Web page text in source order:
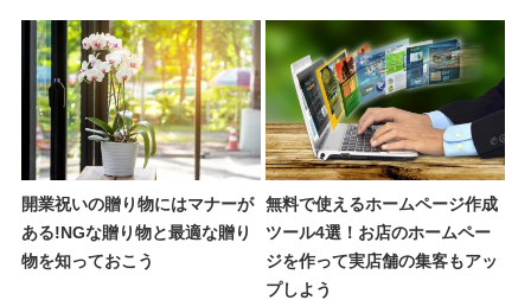
開業祝いの贈り物にはマナーが
ある!NGな贈り物と最適な贈り
物を知っておこう
無料で使えるホームページ作成
ツール4選！お店のホームペー
ジを作って実店舗の集客もアッ
プしよう